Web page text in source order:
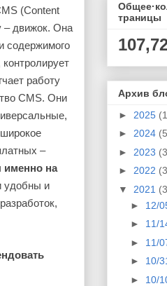
(Content
– движок. Она
содержимого
работу
CMS. Они
–
именно на
удобны и
траницы
Архив
► 2025
► 2024
► 2023
► 2022
▼ 2021
► 12/
► 11/
► 11/
► 10/
► 10/